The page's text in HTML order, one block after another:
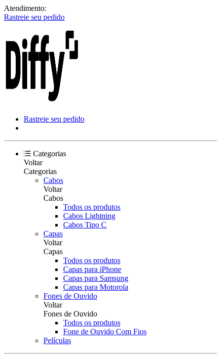
Atendimento:
Rastreie seu pedido
Rastreie seu pedido
Categorias
Voltar
Categorias
Cabos
Voltar
Cabos
Todos os produtos
Cabos Lightning
Cabos Tipo C
Capas
Voltar
Capas
Todos os produtos
Capas para iPhone
Capas para Samsung
Capas para Motorola
Fones de Ouvido
Voltar
Fones de Ouvido
Todos os produtos
Fone de Ouvido Com Fios
Películas